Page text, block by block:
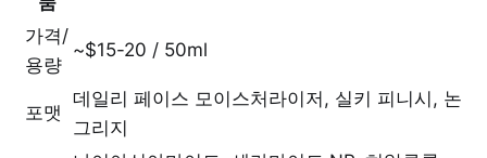
가격/
용량
~$15-20 / 50ml
포맷
데일리 페이스 모이스처라이저, 실키 피니시, 논
그리지